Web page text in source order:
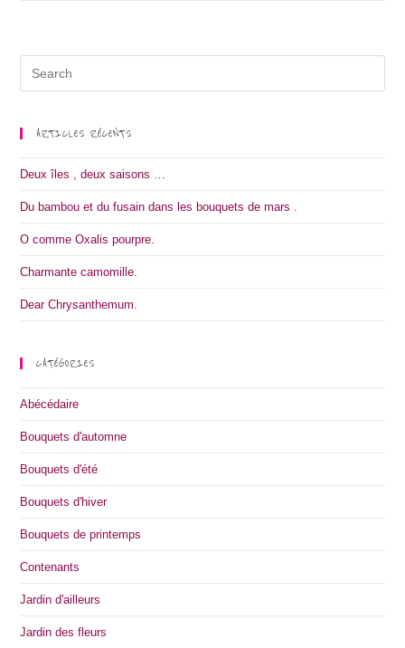
ARTICLES RÉCENTS
Deux îles , deux saisons …
Du bambou et du fusain dans les bouquets de mars .
O comme Oxalis pourpre.
Charmante camomille.
Dear Chrysanthemum.
CATÉGORIES
Abécédaire
Bouquets d'automne
Bouquets d'été
Bouquets d'hiver
Bouquets de printemps
Contenants
Jardin d'ailleurs
Jardin des fleurs